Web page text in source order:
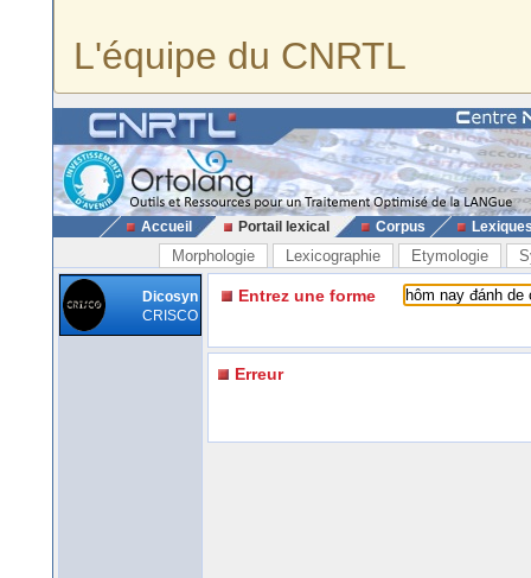
L'équipe du CNRTL
Accueil Portail lexical Corpus
Morphologie Lexicographie Etymologie
Dicosyn
CRISCO
Entrez une forme
Erreur